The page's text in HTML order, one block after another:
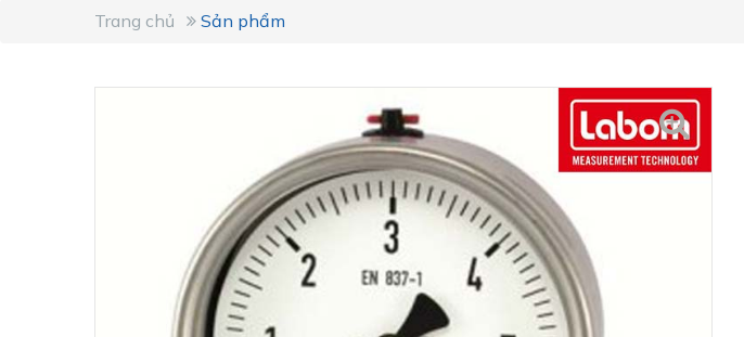
Trang chủ Sản phẩm